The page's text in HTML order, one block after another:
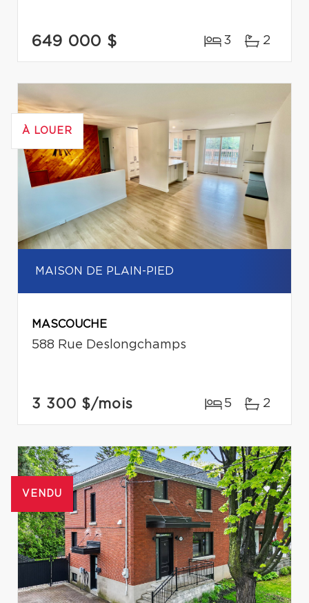
649 000 $ 3 2
À LOUER
MAISON DE PLAIN-PIED
MASCOUCHE
588 Rue Deslongchamps
3 300 $/mois 5 2
VENDU